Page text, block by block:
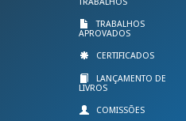
TRABALHOS
APROVADOS
CERTIFICADOS
LANÇAMENTO DE
LIVROS
COMISSÕES